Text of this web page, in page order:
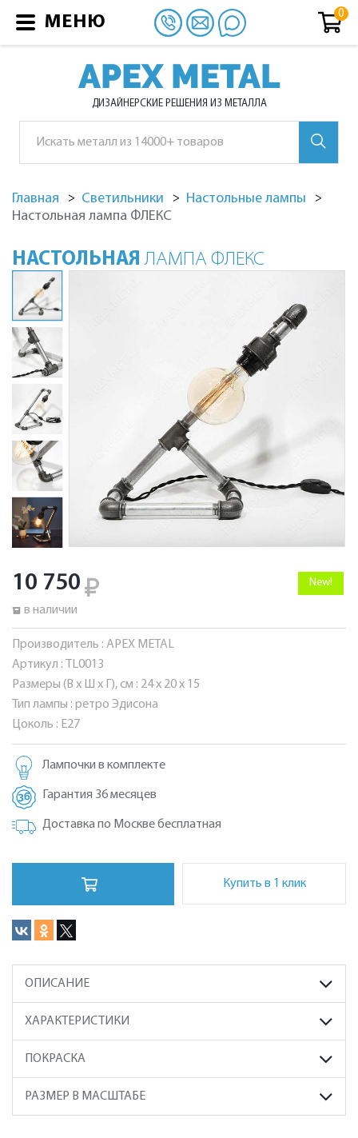
APEX METAL
ДИЗАЙНЕРСКИЕ РЕШЕНИЯ ИЗ МЕТАЛЛА
Главная Светильники
Настольные лампы
Настольная лампа ФЛЕКС
НАСТОЛЬНАЯЛАМПА ФЛЕКС
10 750 New!
в наличии
Производитель : APEX METAL
Артикул :
TL0013
Размеры (В x Ш x Г), см : 24 x 20 x 15
Тип лампы : ретро Эдисона
Цоколь : Е27
Лампочки в комплекте
Гарантия 36 месяцев
Доставка по Москве бесплатная
Купить в 1 клик
ОПИСАНИЕ
ХАРАКТЕРИСТИКИ
ПОКРАСКА
РАЗМЕР В МАСШТАБЕ
МЕНЮ